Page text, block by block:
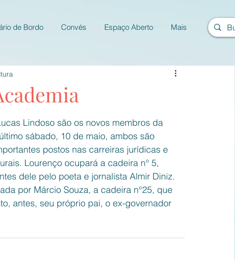
de Bordo Convés Espaço Aberto Mais
Lindoso são os novos membros da
sábado, 10 de maio, ambos são
postos nas carreiras jurídicas e
Lourenço ocupará a cadeira n° 5,
dele pelo poeta e jornalista Almir Diniz.
por Márcio Souza, a cadeira n°25, que
antes, seu próprio pai, o ex-governador